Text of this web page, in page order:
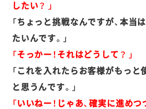
したい？ 」
「ちょっと挑戦なんですが、本当
たいんです。」
「そっかー！それはどうして？ 」
「これを入れたらお客様がもっと
と思うんです。」
「いいねー！じゃあ、確実に進め